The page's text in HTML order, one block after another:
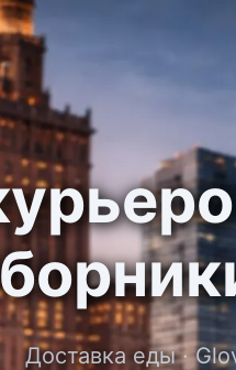
Доставка еды ·